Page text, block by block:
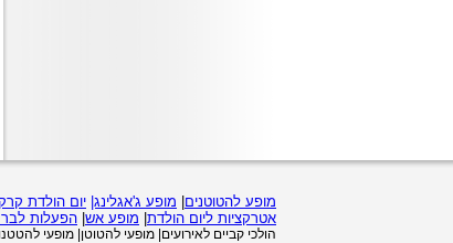
מופע להטוטנים מופע ג'אגלינג| יום הולדת
אטרקציות ליום הולדת מופע אש הפעלות לבר
הולכי קביים לאירועים| מופעי להטוטן| מופעי